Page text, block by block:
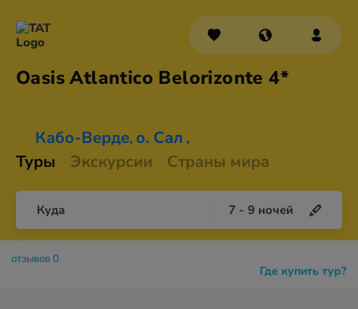
Oasis Atlantico Belorizonte 4*
Кабо-Верде, о. Сал ,
Туры Экскурсии Страны мира
Куда 7 - 9 ночей
Где купить тур?
отзывов 0